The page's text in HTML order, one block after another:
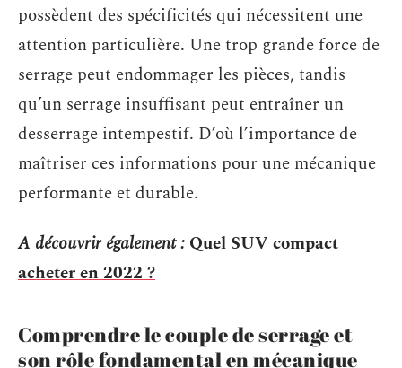
possèdent des spécificités qui nécessitent une
attention particulière. Une trop grande force de
serrage peut endommager les pièces, tandis
qu’un serrage insuffisant peut entraîner un
desserrage intempestif. D’où l’importance de
maîtriser ces informations pour une mécanique
performante et durable.
A découvrir également :Quel SUV compact
acheter en 2022 ?
Comprendre le couple de serrage et
son rôle fondamental en mécanique